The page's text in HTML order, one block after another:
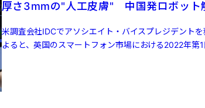
厚さ3mmの"人工皮膚" 中国発ロボット
米調査会社IDCでアソシエイト・バイスプレジデント
よると、英国のスマートフォン市場における2022年第